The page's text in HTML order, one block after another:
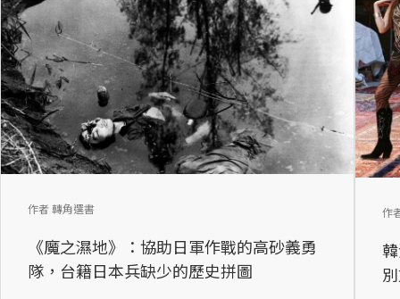
《魔之濕地》：協助日軍作戰的高砂義勇
隊，台籍日本兵缺少的歷史拼圖
作者 轉角選書 作